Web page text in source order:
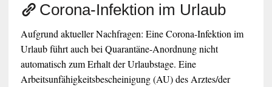
Corona-Infektion im Urlaub
Aufgrund aktueller Nachfragen: Eine Corona-Infektion im
Urlaub führt auch bei Quarantäne-Anordnung nicht
automatisch zum Erhalt der Urlaubstage. Eine
Arbeitsunfähigkeitsbescheinigung (AU) des Arztes/der